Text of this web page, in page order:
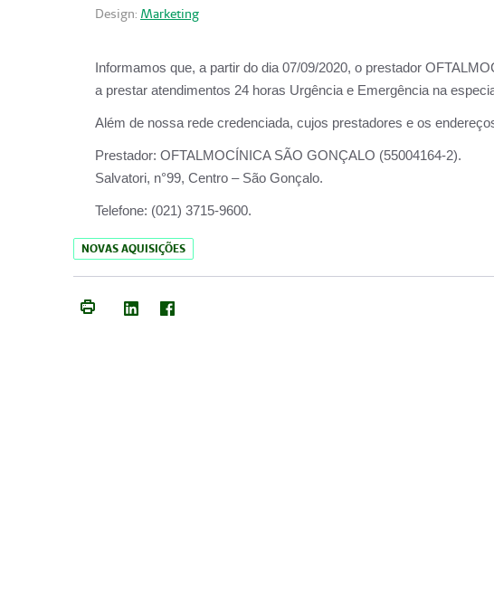
Design: Marketing
Informamos que, a partir do dia 07/09/2020, o prestador
a prestar atendimentos 24 horas Urgência e Emergência na
Além de nossa rede credenciada, cujos prestadores e os
Prestador: OFTALMOCÍNICA SÃO
Salvatori, n°99, Centro – São Gonçalo.
Telefone: (021) 3715-9600.
NOVAS AQUISIÇÕES